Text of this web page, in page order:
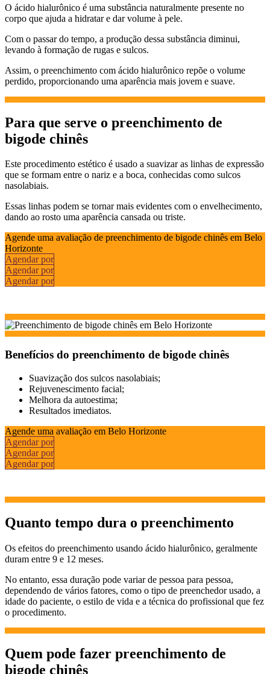
O ácido hialurônico é uma substância naturalmente presente no
corpo que ajuda a hidratar e dar volume à pele.
Com o passar do tempo, a produção dessa substância diminui,
levando à formação de rugas e sulcos.
Assim, o preenchimento com ácido hialurônico repõe o volume
perdido, proporcionando uma aparência mais jovem e suave.
Para que serve o preenchimento de
bigode chinês
Este procedimento estético é usado a suavizar as linhas de expressão
que se formam entre o nariz e a boca, conhecidas como sulcos
nasolabiais.
Essas linhas podem se tornar mais evidentes com o envelhecimento,
dando ao rosto uma aparência cansada ou triste.
Agende uma avaliação de preenchimento de bigode chinês em Belo
Horizonte
Agendar por
Agendar por
Agendar por
Benefícios do preenchimento de bigode chinês
Suavização dos sulcos nasolabiais;
Rejuvenescimento facial;
Melhora da autoestima;
Resultados imediatos.
Agende uma avaliação em Belo Horizonte
Agendar por
Agendar por
Agendar por
Quanto tempo dura o preenchimento
Os efeitos do preenchimento usando ácido hialurônico, geralmente
duram entre 9 e 12 meses.
No entanto, essa duração pode variar de pessoa para pessoa,
dependendo de vários fatores, como o tipo de preenchedor usado, a
idade do paciente, o estilo de vida e a técnica do profissional que fez
o procedimento.
Quem pode fazer preenchimento de
bigode chinês